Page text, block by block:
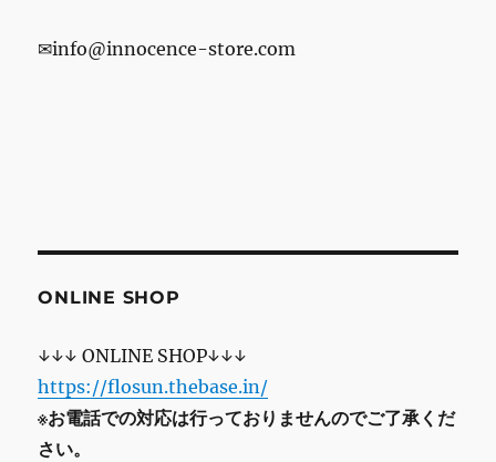
✉info@innocence-store.com
ONLINE SHOP
↓↓↓ ONLINE SHOP↓↓↓
https://flosun.thebase.in/
※お電話での対応は行っておりませんのでご了承くだ
さい。